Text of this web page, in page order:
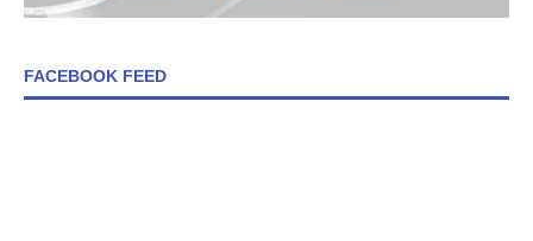
FACEBOOK FEED